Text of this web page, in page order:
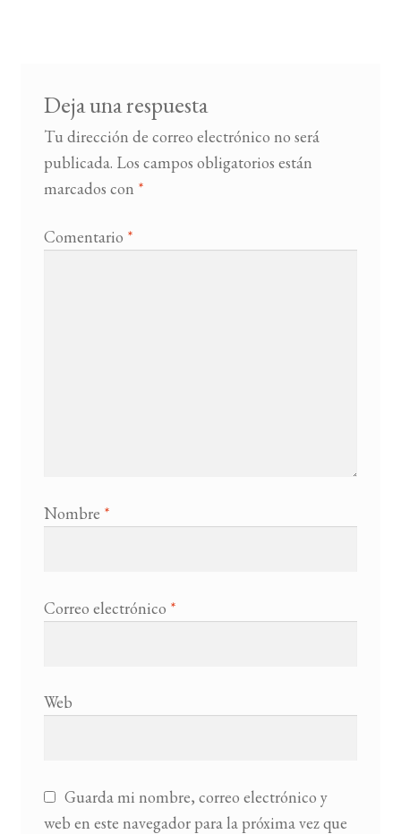
Deja una respuesta
Tu dirección de correo electrónico no será
publicada. Los campos obligatorios están
marcados con *
Comentario *
Nombre *
Correo electrónico *
Web
Guarda mi nombre, correo electrónico y
web en este navegador para la próxima vez que